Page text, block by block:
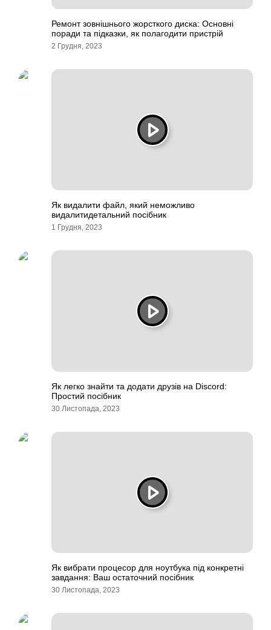
Ремонт зовнішнього жорсткого диска: Основні
поради та підказки, як полагодити пристрій
2 Грудня, 2023
Як видалити файл, який неможливо
видалитидетальний посібник
1 Грудня, 2023
Як легко знайти та додати друзів на Discord:
Простий посібник
30 Листопада, 2023
Як вибрати процесор для ноутбука під конкретні
завдання: Ваш остаточний посібник
30 Листопада, 2023